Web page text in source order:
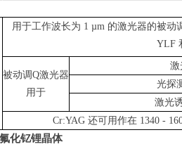
用于工作波长为 1 µm 的激光器的被动
YLF
被动调Q激光器
用于
激
光探
激光
Cr:YAG还可用作在 1340 -
化钇锂晶体